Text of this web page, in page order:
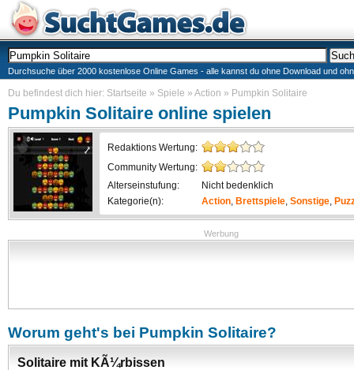
Durchsuche über 2000 kostenlose Online Games - alle kannst du ohne Download und
Du befindest dich hier: Startseite » Spiele » Action » Pumpkin Solitaire
Pumpkin Solitaire online spielen
Redaktions Wertung:
Community Wertung:
Alterseinstufung:
Nicht bedenklich
Kategorie(n):
Action, Brettspiele, Sonstige,
Werbung
Worum geht's bei Pumpkin Solitaire?
Solitaire mit KÃ¼rbissen